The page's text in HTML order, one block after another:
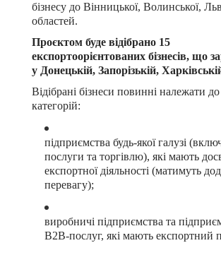
бізнесу до Вінницької, Волинської,
областей.
Проєктом буде відібрано 15
експортоорієнтованих бізнесів, що
у Донецькій, Запорізькій,
Відібрані бізнеси повинні належати
категорій:
підприємства будь-якої галузі
послуги та торгівлю), які мають
експортної діяльності (матимуть
перевагу);
виробничі підприємства та
B2B-послуг, які мають експортний